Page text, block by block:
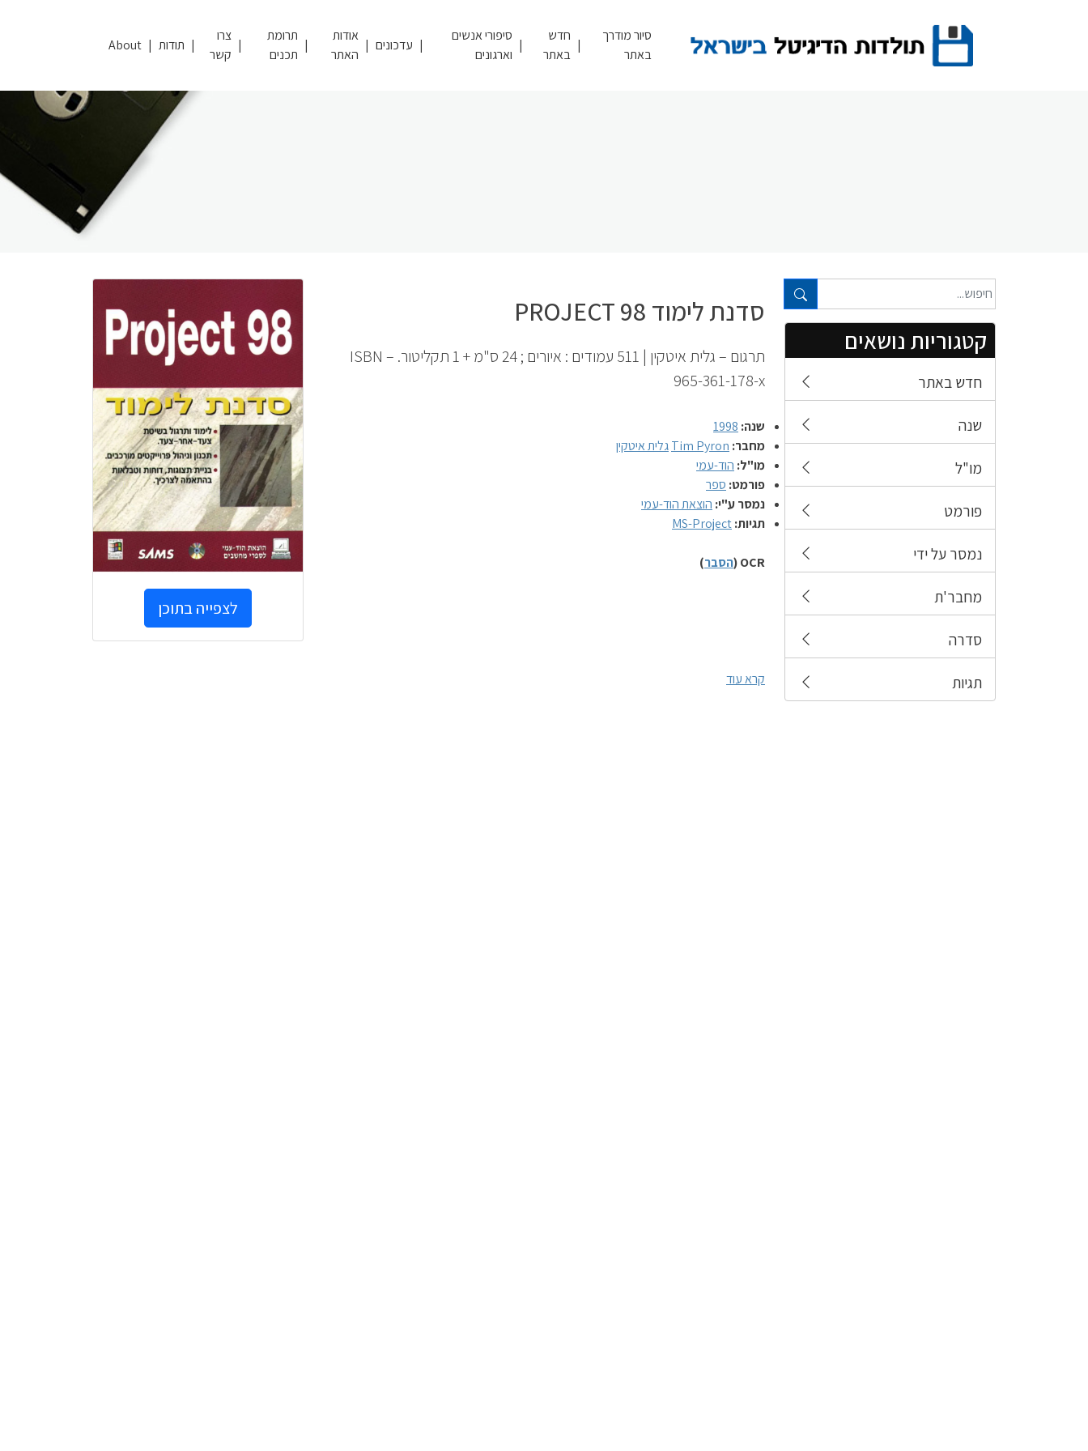
סיור מודרך
באתר
חדש
באתר
סיפורי אנשים
וארגונים
עדכונים
אודות
האתר
תרומת
תכנים
צרו
קשר
תודות About
טקסט חופשי...
קטגוריות נושאים
חדש באתר
שנה
מו"ל
פורמט
נמסר על ידי
מחבר'ת
סדרה
תגיות
סדנת לימוד 98 PROJECT
תרגום – גלית איטקין | 511 עמודים : איורים ; 24 ס"מ + 1 תקליטור. – ISBN
965-361-178-x
שנה: 1998
מחבר: Tim Pyronגלית איטקין
מו"ל: הוד-עמי
פורמט: ספר
נמסר ע"י: הוצאת הוד-עמי
תגיות:MS-Project
OCR ( הסבר)
קרא עוד
לצפייה בתוכן